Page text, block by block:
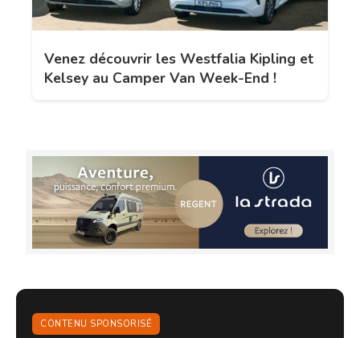
Venez découvrir les Westfalia Kipling et
Kelsey au Camper Van Week-End !
CONTENU SPONSORISÉ